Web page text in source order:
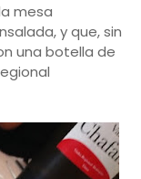
mesa
y que, sin
una botella de